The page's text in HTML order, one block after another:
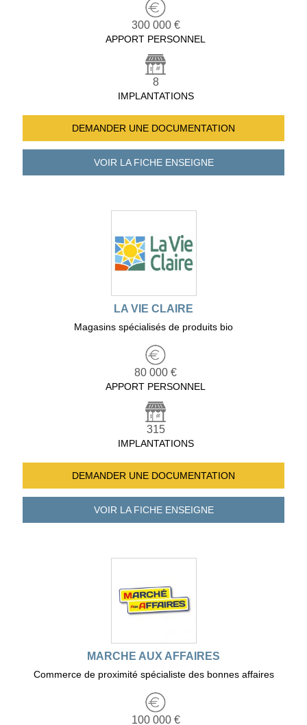
300 000 €
APPORT PERSONNEL
8
IMPLANTATIONS
DEMANDER UNE DOCUMENTATION
VOIR LA FICHEENSEIGNE
LA VIE CLAIRE
Magasins spécialisés de produits bio
80 000 €
APPORT PERSONNEL
315
IMPLANTATIONS
DEMANDER UNE DOCUMENTATION
VOIR LA FICHEENSEIGNE
MARCHE AUX AFFAIRES
Commerce de proximité spécialiste des bonnes affaires
100 000 €